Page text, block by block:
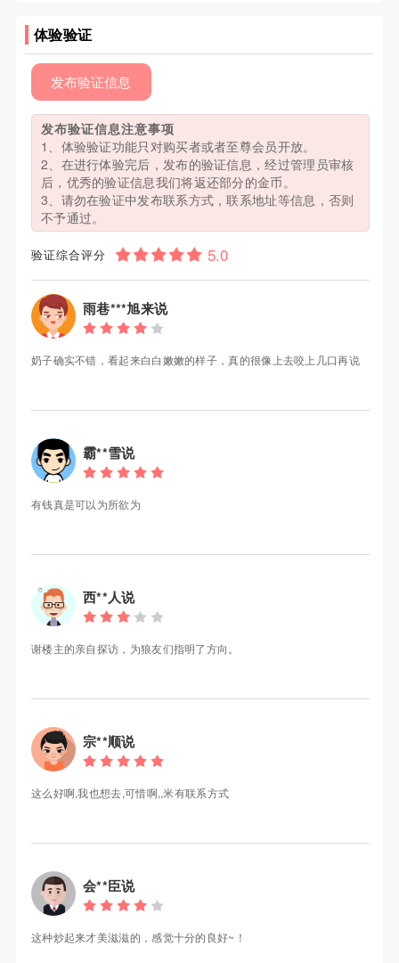
体验验证
发布验证信息
发布验证信息注意事项
1、体验验证功能只对购买者或者至尊会员开放。
2、在进行体验完后，发布的验证信息，经过管理员审核
后，优秀的验证信息我们将返还部分的金币。
3、请勿在验证中发布联系方式，联系地址等信息，否则
不予通过。
验证综合评分
雨巷***旭来说
奶子确实不错，看起来白白嫩嫩的样子，真的很像上去咬上几口再说
霸**雪说
有钱真是可以为所欲为
西**人说
谢楼主的亲自探访，为狼友们指明了方向。
宗**顺说
这么好啊,我也想去,可惜啊,,米有联系方式
会**臣说
这种炒起来才美滋滋的，感觉十分的良好~！